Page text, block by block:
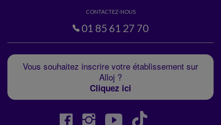
CONTACTEZ-NOUS
01 85 61 27 70
Vous souhaitez inscrire votre établissement sur
Alloj ?
Cliquez ici